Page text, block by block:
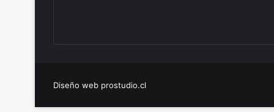
Diseño web prostudio.cl